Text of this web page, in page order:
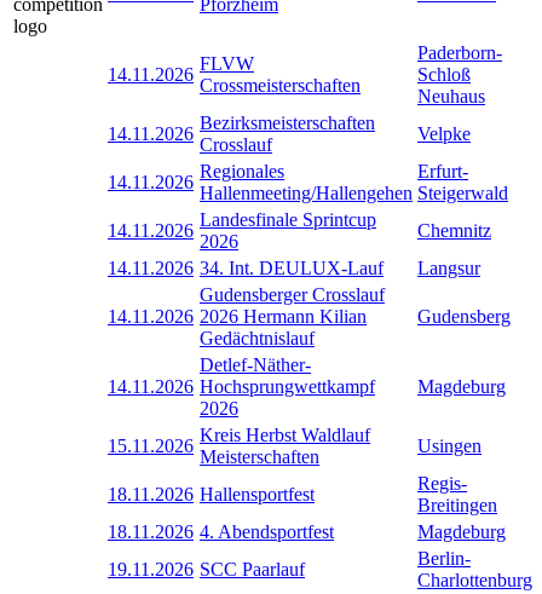
14.11.2026
FLVW
Crossmeisterschaften
Paderborn-
Schloß
Neuhaus
14.11.2026
Bezirksmeisterschaften
Crosslauf
Velpke
14.11.2026
Regionales
Hallenmeeting/Hallengehen
Erfurt-
Steigerwald
14.11.2026
Landesfinale Sprintcup
2026
Chemnitz
14.11.2026 34. Int. DEULUX-Lauf Langsur
14.11.2026
Gudensberger Crosslauf
2026 Hermann Kilian
Gedächtnislauf
Gudensberg
14.11.2026
Detlef-Näther-
Hochsprungwettkampf
2026
Magdeburg
15.11.2026
Kreis Herbst Waldlauf
Meisterschaften
Usingen
18.11.2026 Hallensportfest
Regis-
Breitingen
18.11.2026 4. Abendsportfest
Magdeburg
19.11.2026 SCC Paarlauf
Berlin-
Charlottenburg